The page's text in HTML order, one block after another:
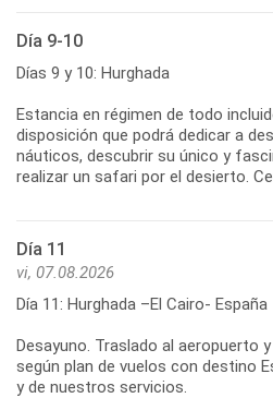
Día 9-10
Días 9 y 10: Hurghada
Estancia en régimen de todo
disposición que podrá dedicar a
náuticos, descubrir su único y
realizar un safari por el desierto.
Día 11
vi, 07.08.2026
Día 11: Hurghada –El Cairo- España
Desayuno. Traslado al aeropuerto y
según plan de vuelos con destino
y de nuestros servicios.